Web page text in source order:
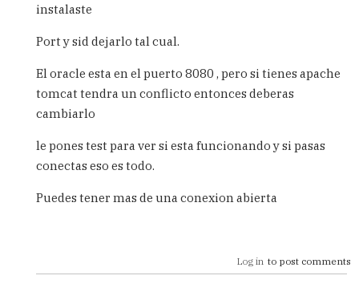
instalaste
Port y sid dejarlo tal cual.
El oracle esta en el puerto 8080 , pero si tienes apache
tomcat tendra un conflicto entonces deberas
cambiarlo
le pones test para ver si esta funcionando y si pasas
conectas eso es todo.
Puedes tener mas de una conexion abierta
Log in to post comments